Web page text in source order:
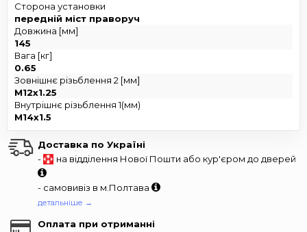
Сторона установки
передній міст праворуч
Довжина [мм]
145
Вага [кг]
0.65
Зовнішнє різьблення 2 [мм]
M12x1.25
Внутрішнє різьблення 1(мм)
M14x1.5
Доставка по Україні
-
на відділення Нової Пошти або кур'єром до дверей
- самовивіз в м.Полтава
детальніше →
Оплата при отриманні